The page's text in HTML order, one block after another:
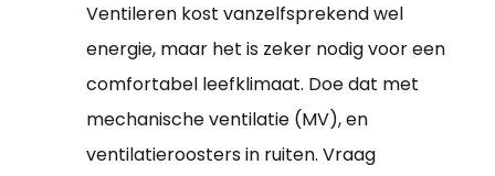
Ventileren kost vanzelfsprekend wel
energie, maar het is zeker nodig voor een
comfortabel leefklimaat. Doe dat met
mechanische ventilatie (MV), en
ventilatieroosters in ruiten. Vraag